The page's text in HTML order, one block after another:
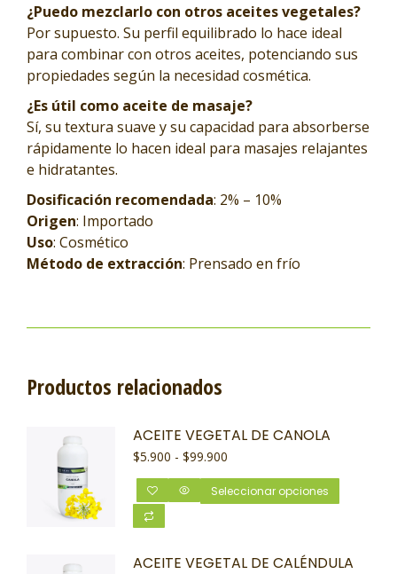
¿Puedo mezclarlo con otros aceites vegetales?
Por supuesto. Su perfil equilibrado lo hace ideal
para combinar con otros aceites, potenciando sus
propiedades según la necesidad cosmética.
¿Es útil como aceite de masaje?
Sí, su textura suave y su capacidad para absorberse
rápidamente lo hacen ideal para masajes relajantes
e hidratantes.
Dosificación recomendada: 2% – 10%
Origen: Importado
Uso: Cosmético
Método de extracción: Prensado en frío
Productos relacionados
ACEITE VEGETAL DE CANOLA
$5.900 - $99.900
Seleccionar opciones
ACEITE VEGETAL DE CALÉNDULA